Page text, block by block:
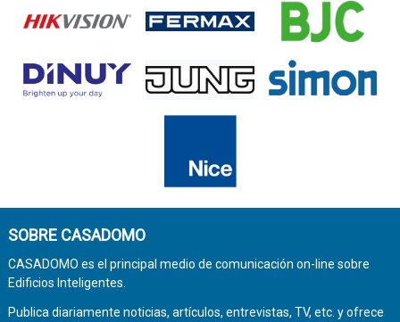
SOBRE CASADOMO
CASADOMO es el principal medio de comunicación on-line sobre
Edificios Inteligentes.
Publica diariamente noticias, artículos, entrevistas, TV, etc. y ofrece